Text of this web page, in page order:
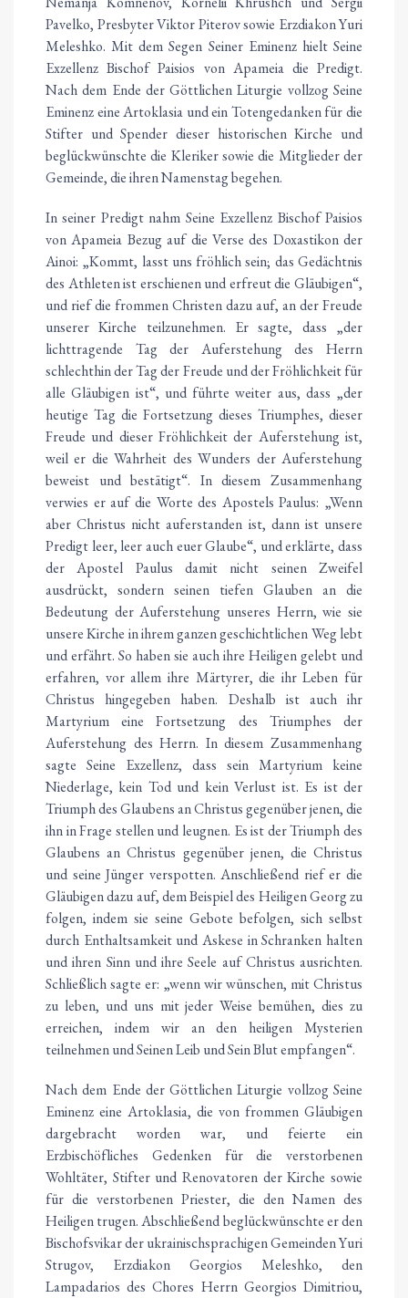
Pavelko, Presbyter Viktor Piterov sowie Erzdiakon Yuri
Meleshko. Mit dem Segen Seiner Eminenz hielt Seine
Exzellenz Bischof Paisios von Apameia die Predigt.
Nach dem Ende der Göttlichen Liturgie vollzog Seine
Eminenz eine Artoklasia und ein Totengedanken für die
Stifter und Spender dieser historischen Kirche und
beglückwünschte die Kleriker sowie die Mitglieder der
Gemeinde, die ihren Namenstag begehen.
In seiner Predigt nahm Seine Exzellenz Bischof Paisios
von Apameia Bezug auf die Verse des Doxastikon der
Ainoi: „Kommt, lasst uns fröhlich sein; das Gedächtnis
des Athleten ist erschienen und erfreut die Gläubigen“,
und rief die frommen Christen dazu auf, an der Freude
unserer Kirche teilzunehmen. Er sagte, dass „der
lichttragende Tag der Auferstehung des Herrn
schlechthin der Tag der Freude und der Fröhlichkeit für
alle Gläubigen ist“, und führte weiter aus, dass „der
heutige Tag die Fortsetzung dieses Triumphes, dieser
Freude und dieser Fröhlichkeit der Auferstehung ist,
weil er die Wahrheit des Wunders der Auferstehung
beweist und bestätigt“. In diesem Zusammenhang
verwies er auf die Worte des Apostels Paulus: „Wenn
aber Christus nicht auferstanden ist, dann ist unsere
Predigt leer, leer auch euer Glaube“, und erklärte, dass
der Apostel Paulus damit nicht seinen Zweifel
ausdrückt, sondern seinen tiefen Glauben an die
Bedeutung der Auferstehung unseres Herrn, wie sie
unsere Kirche in ihrem ganzen geschichtlichen Weg lebt
und erfährt. So haben sie auch ihre Heiligen gelebt und
erfahren, vor allem ihre Märtyrer, die ihr Leben für
Christus hingegeben haben. Deshalb ist auch ihr
Martyrium eine Fortsetzung des Triumphes der
Auferstehung des Herrn. In diesem Zusammenhang
sagte Seine Exzellenz, dass sein Martyrium keine
Niederlage, kein Tod und kein Verlust ist. Es ist der
Triumph des Glaubens an Christus gegenüber jenen, die
ihn in Frage stellen und leugnen. Es ist der Triumph des
Glaubens an Christus gegenüber jenen, die Christus
und seine Jünger verspotten. Anschließend rief er die
Gläubigen dazu auf, dem Beispiel des Heiligen Georg zu
folgen, indem sie seine Gebote befolgen, sich selbst
durch Enthaltsamkeit und Askese in Schranken halten
und ihren Sinn und ihre Seele auf Christus ausrichten.
Schließlich sagte er: „wenn wir wünschen, mit Christus
zu leben, und uns mit jeder Weise bemühen, dies zu
erreichen, indem wir an den heiligen Mysterien
teilnehmen und Seinen Leib und Sein Blut empfangen“.
Nach dem Ende der Göttlichen Liturgie vollzog Seine
Eminenz eine Artoklasia, die von frommen Gläubigen
dargebracht worden war, und feierte ein
Erzbischöfliches Gedenken für die verstorbenen
Wohltäter, Stifter und Renovatoren der Kirche sowie
für die verstorbenen Priester, die den Namen des
Heiligen trugen. Abschließend beglückwünschte er den
Bischofsvikar der ukrainischsprachigen Gemeinden Yuri
Strugov, Erzdiakon Georgios Meleshko, den
Lampadarios des Chores Herrn Georgios Dimitriou,